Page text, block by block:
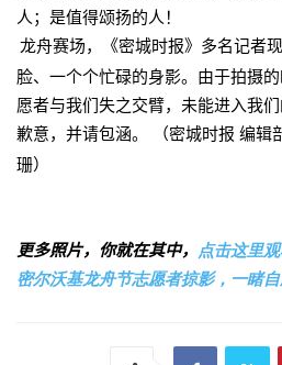
人；是值得颂扬的人！
龙舟赛场，《密城时报》多名记者
脸、一个个忙碌的身影。由于拍摄
愿者与我们失之交臂，未能进入我
歉意，并请包涵。
（密城时报 编辑
珊）
更多照片， 你就在其中， 点击这里
密尔沃基龙舟节志愿者掠影，一睹